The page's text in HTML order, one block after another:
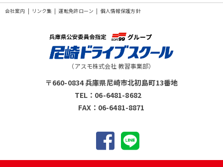
会社案内 リンク集 運転免許ローン 個人情報保護方針
〒660-0834 兵庫県尼崎市北初島町13番地
TEL：06-6481-8682
FAX：06-6481-8871